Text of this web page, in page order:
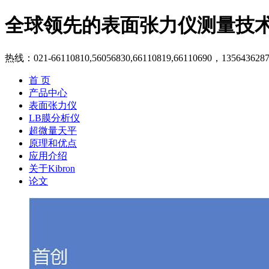
全球领先的表面张力仪测量
热线：021-66110810,56056830,66110819,66110690，
首 页
产品中心
表面张力仪
LB膜分析仪
超微量天平
原理和优点
应用介绍
关于Kibron
论文